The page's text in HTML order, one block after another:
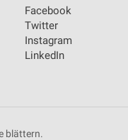
Facebook
Twitter
Instagram
LinkedIn
blättern.